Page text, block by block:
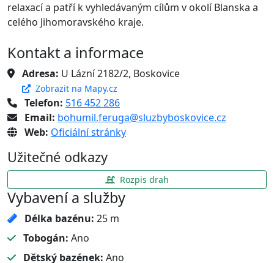
relaxací a patří k vyhledávaným cílům v okolí Blanska a
celého Jihomoravského kraje.
Kontakt a informace
Adresa: U Lázní 2182/2, Boskovice
Zobrazit na Mapy.cz
Telefon: 516 452 286
Email: bohumil.feruga@sluzbyboskovice.cz
Web: Oficiální stránky
Užitečné odkazy
Rozpis drah
Vybavení a služby
Délka bazénu: 25 m
Tobogán: Ano
Dětský bazének: Ano